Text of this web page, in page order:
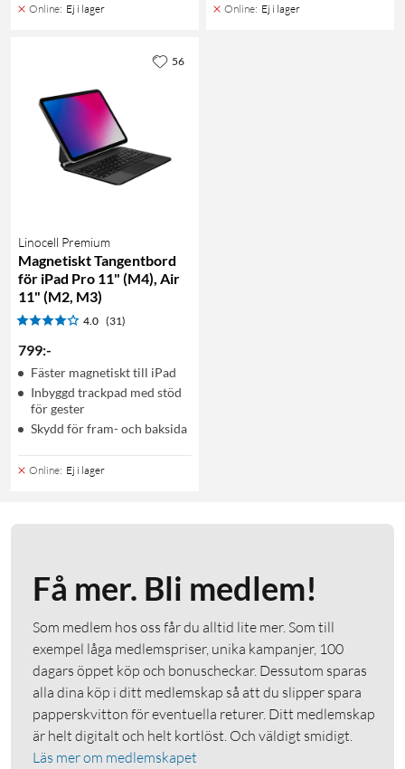
Online: Ej i lager Online: Ej i lager
Linocell Premium
Magnetiskt Tangentbord
för iPad Pro 11" (M4), Air
11" (M2, M3)
4.0 (31)
799:-
Fäster magnetiskt till iPad
Inbyggd trackpad med stöd
för gester
Skydd för fram- och baksida
Online: Ej i lager
56
Få mer. Bli medlem!
Som medlem hos oss får du alltid lite mer. Som till
exempel låga medlemspriser, unika kampanjer, 100
dagars öppet köp och bonuscheckar. Dessutom sparas
alla dina köp i ditt medlemskap så att du slipper spara
papperskvitton för eventuella returer. Ditt medlemskap
är helt digitalt och helt kortlöst. Och väldigt smidigt.
Läs mer om medlemskapet